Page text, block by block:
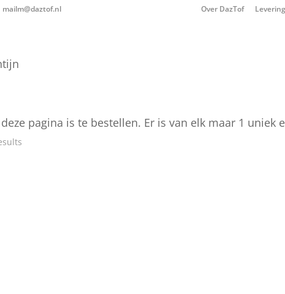
mailm@daztof.nl Over DazTof
pagina is te bestellen. Er is van elk maar 1 uniek